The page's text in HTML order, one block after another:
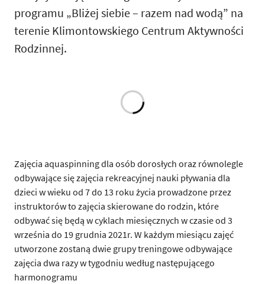
programu „Bliżej siebie – razem nad wodą” na
terenie Klimontowskiego Centrum Aktywności
Rodzinnej.
Zajęcia aquaspinning dla osób dorosłych oraz równolegle
odbywające się zajęcia rekreacyjnej nauki pływania dla
dzieci w wieku od 7 do 13 roku życia prowadzone przez
instruktorów to zajęcia skierowane do rodzin, które
odbywać się będą w cyklach miesięcznych w czasie od 3
września do 19 grudnia 2021r. W każdym miesiącu zajęć
utworzone zostaną dwie grupy treningowe odbywające
zajęcia dwa razy w tygodniu według następującego
harmonogramu